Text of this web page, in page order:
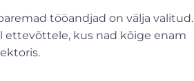
tööandjad on välja valitud.
ettevõttele, kus nad kõige enam